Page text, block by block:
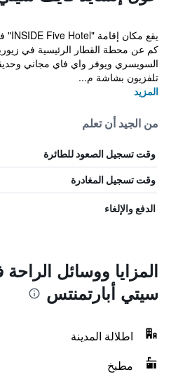
السويسري ويوفر واي فاي مجاني
تلفزيون بشاشة م...
المزيد
من الجيد أن تعلم
وقت تسجيل الصعود للطائرة
وقت تسجيل المغادرة
الدفع والإلغاء
المزايا ووسائل
سيتي أبارتمنتس
اطلالة المدينة
مطبخ